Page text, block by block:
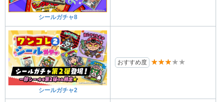
シールガチャ8
シールガチャ2
おすすめ度 ★★★★★